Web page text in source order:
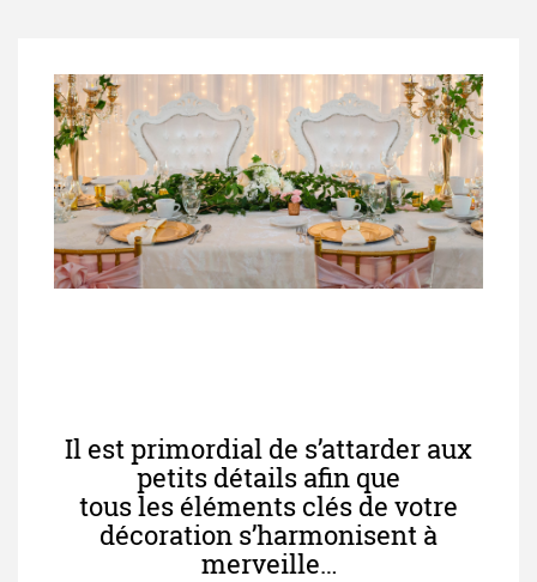
Il est primordial de s’attarder aux
petits détails afin que
tous les éléments clés de votre
décoration s’harmonisent à
merveille…